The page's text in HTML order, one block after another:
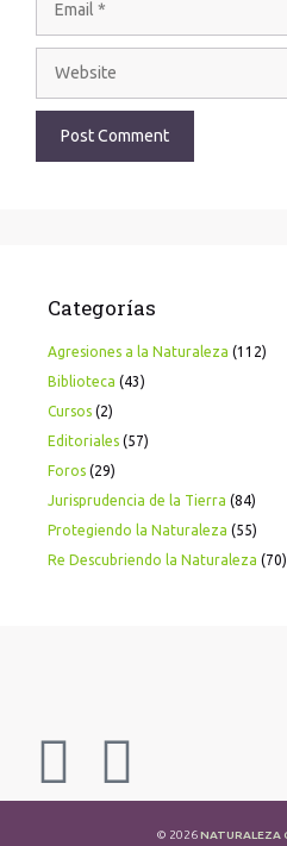
Categorías
Agresiones a la Naturaleza (112)
Biblioteca (43)
Cursos (2)
Editoriales (57)
Foros (29)
Jurisprudencia de la Tierra (84)
Protegiendo la Naturaleza (55)
Re Descubriendo la Naturaleza (70)
© 2026NATURALEZA